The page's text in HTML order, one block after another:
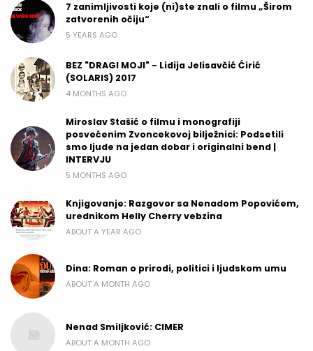
7 zanimljivosti koje (ni)ste znali o filmu „Širom
zatvorenih očiju“
5 YEARS AGO
BEZ "DRAGI MOJI" - Lidija Jelisavčić Ćirić
(SOLARIS) 2017
4 MONTHS AGO
Miroslav Stašić o filmu i monografiji
posvećenim Zvoncekovoj bilježnici: Podsetili
smo ljude na jedan dobar i originalni bend |
INTERVJU
5 MONTHS AGO
Knjigovanje: Razgovor sa Nenadom Popovićem,
urednikom Helly Cherry vebzina
ABOUT A YEAR AGO
Dina: Roman o prirodi, politici i ljudskom umu
ABOUT A MONTH AGO
Nenad Smiljković: CIMER
ABOUT A MONTH AGO